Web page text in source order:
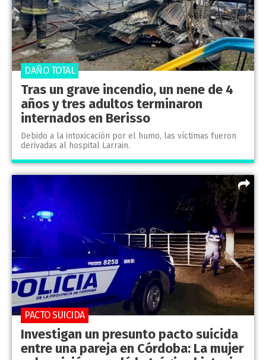
Tras un grave incendio, un nene de 4
años y tres adultos terminaron
internados en Berisso
Debido a la intoxicación por el humo, las víctimas fueron
derivadas al hospital Larrain.
DAÑO TOTAL
Investigan un presunto pacto suicida
entre una pareja en Córdoba: La mujer
PACTO SUICIDA